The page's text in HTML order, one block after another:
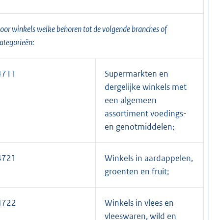
winkels welke behoren tot de volgende branches of
Supermarkten en
dergelijke winkels met
een algemeen
assortiment voedings-
en genotmiddelen;
Winkels in aardappelen,
groenten en fruit;
Winkels in vlees en
vleeswaren, wild en